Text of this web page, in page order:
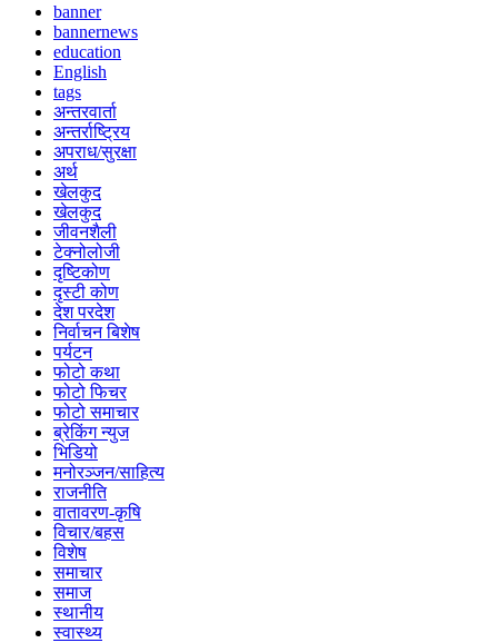
banner
bannernews
education
English
tags
अन्तरवार्ता
अन्तर्राष्ट्रिय
अपराध/सुरक्षा
अर्थ
खेलकुद
खेलकुद
जीवनशैली
टेक्नोलोजी
दृष्टिकोण
दृस्टी कोण
देश परदेश
निर्वाचन बिशेष
पर्यटन
फोटो कथा
फोटो फिचर
फोटो समाचार
ब्रेकिंग न्युज
भिडियो
मनोरञ्जन/साहित्य
राजनीति
वातावरण-कृषि
विचार/बहस
विशेष
समाचार
समाज
स्थानीय
स्वास्थ्य